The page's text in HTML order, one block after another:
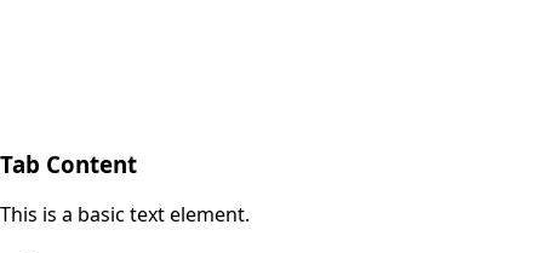
Tab Content
This is a basic text element.